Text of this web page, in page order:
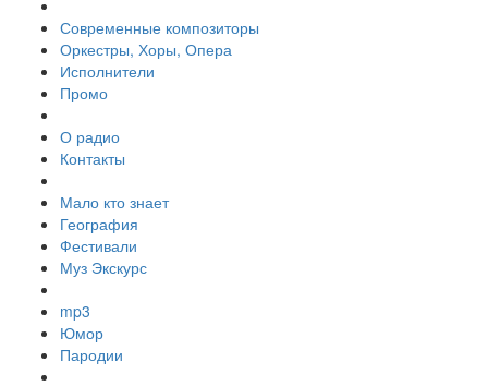
Современные композиторы
Оркестры, Хоры, Опера
Исполнители
Промо
О радио
Контакты
Мало кто знает
География
Фестивали
Муз Экскурс
mp3
Юмор
Пародии